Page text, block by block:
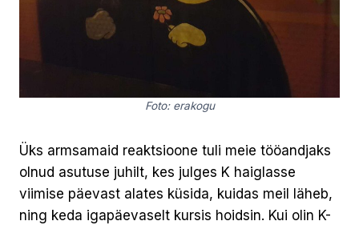
Foto: erakogu
Üks armsamaid reaktsioone tuli meie tööandjaks
olnud asutuse juhilt, kes julges K haiglasse
viimise päevast alates küsida, kuidas meil läheb,
ning keda igapäevaselt kursis hoidsin. Kui olin K-